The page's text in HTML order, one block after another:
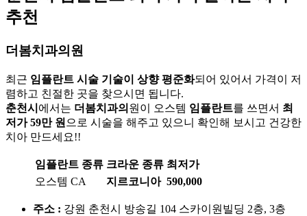
추천
더봄치과의원
최근 임플란트 시술 기술이 상향 평준화되어 있어서 가격이 저
렴하고 친절한 곳을 찾으시면 됩니다.
춘천시 에서는 더봄치과의 원이 오스템 임플란트를 쓰면서 최
저가 59만 원 으로 시술을 해주고 있으니 확인해 보시고 건강한
치아 만드세요!!
임플란트 종류 크라운 종류 최저가
오스템 CA
지르코니아 590,000
주소 : 강원 춘천시 방송길 104 스카이원빌딩 2층, 3층